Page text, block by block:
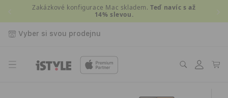
Přejít kZakázkové konfigurace Mac skladem.Teď navíc s až
14% slevou.
Vyber si svou prodejnu
Přihlásit
se
Košík